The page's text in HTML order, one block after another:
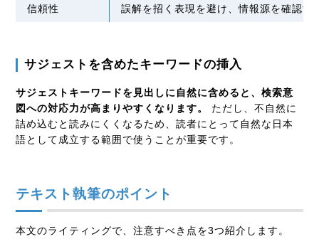
信頼性 誤解を招く表現を避け、情報源を確認す
サジェストを含めたキーワードの挿入
サジェストキーワードを見出しに自然に含めると、検索意
図への対応力が高まりやすくなります。
ただし、不自然に
詰め込むと読みにくくなるため、読者にとって自然な日本
語として成立する範囲で使うことが重要です。
テキスト執筆のポイント
本文のライティングで、注意すべき点を3つ紹介します。